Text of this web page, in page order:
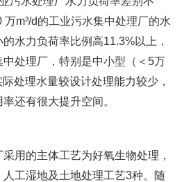
万m³/d的工业污水集中处理厂的水
水力负荷率比例高11.3%以上，
处理厂，特别是中小型（＜5万
处理水量较设计处理能力较少，
还有很大提升空间。
的主体工艺为好氧生物处理，
工湿地及土地处理工艺3种。随